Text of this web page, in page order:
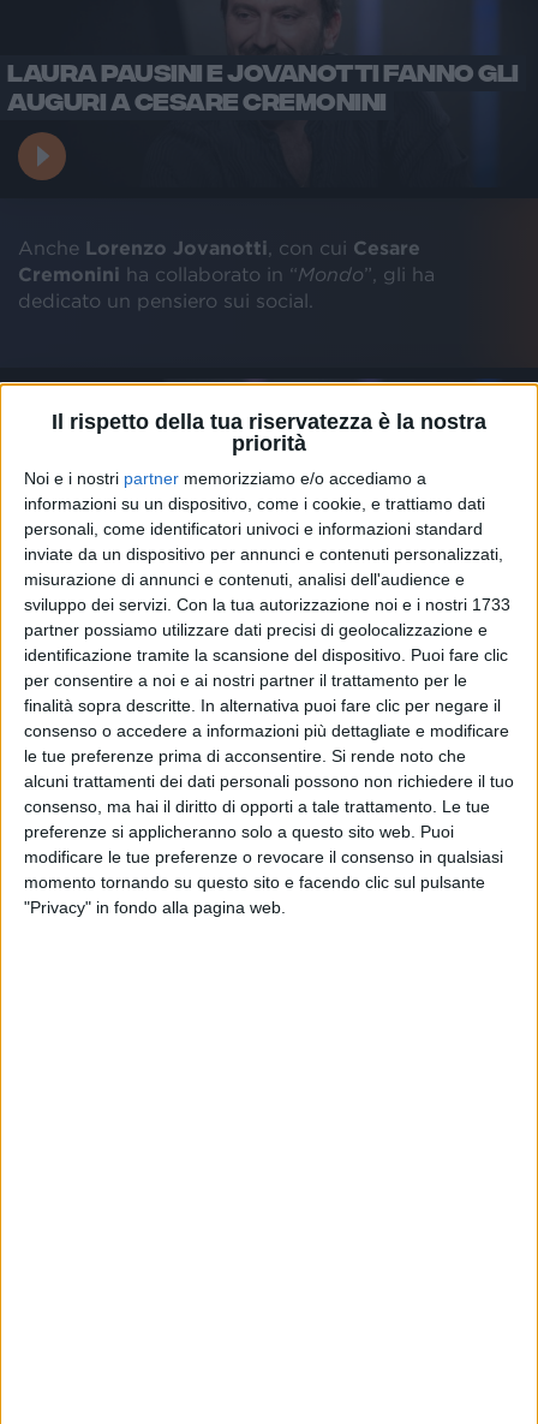
Il rispetto della tua riservatezza è la nostra
priorità
Noi e i nostri partner memorizziamo e/o accediamo a
informazioni su un dispositivo, come i cookie, e trattiamo dati
personali, come identificatori univoci e informazioni standard
inviate da un dispositivo per annunci e contenuti personalizzati,
misurazione di annunci e contenuti, analisi dell'audience e
sviluppo dei servizi. Con la tua autorizzazione noi e i nostri 1733
partner possiamo utilizzare dati precisi di geolocalizzazione e
identificazione tramite la scansione del dispositivo. Puoi fare clic
per consentire a noi e ai nostri partner il trattamento per le
finalità sopra descritte. In alternativa puoi fare clic per negare il
consenso o accedere a informazioni più dettagliate e modificare
le tue preferenze prima di acconsentire. Si rende noto che
alcuni trattamenti dei dati personali possono non richiedere il tuo
consenso, ma hai il diritto di opporti a tale trattamento. Le tue
preferenze si applicheranno solo a questo sito web. Puoi
modificare le tue preferenze o revocare il consenso in qualsiasi
momento tornando su questo sito e facendo clic sul pulsante
"Privacy" in fondo alla pagina web.
LAURA PAUSINI E JOVANOTTI FANNO GLI
AUGURI A CESARE CREMONINI
Anche Lorenzo Jovanotti , con cui Cesare
Cremonini ha collaborato in “Mondo”, gli ha
dedicato un pensiero sui social.
LAURA PAUSINI E JOVANOTTI FANNO GLI
AUGURI A CESARE CREMONINI
Il cantautore, 41 anni d’
, ha scritto questo
messaggio su
Instagram
, mostrando la fotografia di
alcuni palloncini che gli ha regalato la
mamma
Per lui sono arrivati anche gli auguri della fidanzata
Martina e dell’amico
Valentino Rossi